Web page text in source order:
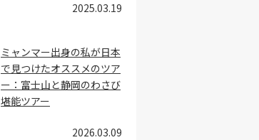
2025.03.19
ミャンマー出身の私が日本
で見つけたオススメのツア
ー：富士山と静岡のわさび
堪能ツアー
2026.03.09